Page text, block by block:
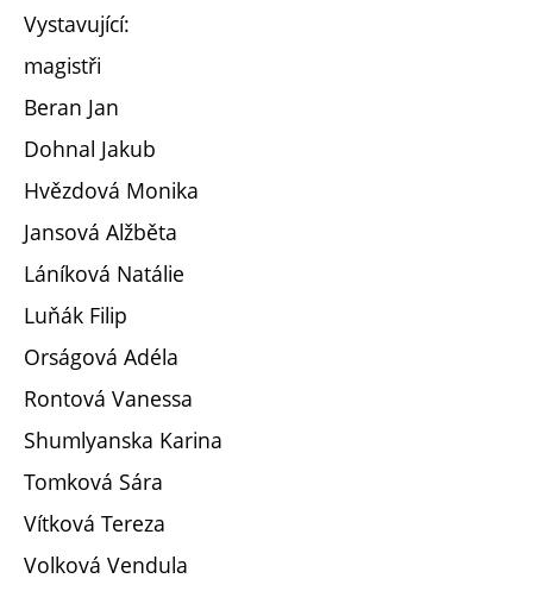
Vystavující:
magistři
Beran Jan
Dohnal Jakub
Hvězdová Monika
Jansová Alžběta
Láníková Natálie
Luňák Filip
Orságová Adéla
Rontová Vanessa
Shumlyanska Karina
Tomková Sára
Vítková Tereza
Volková Vendula